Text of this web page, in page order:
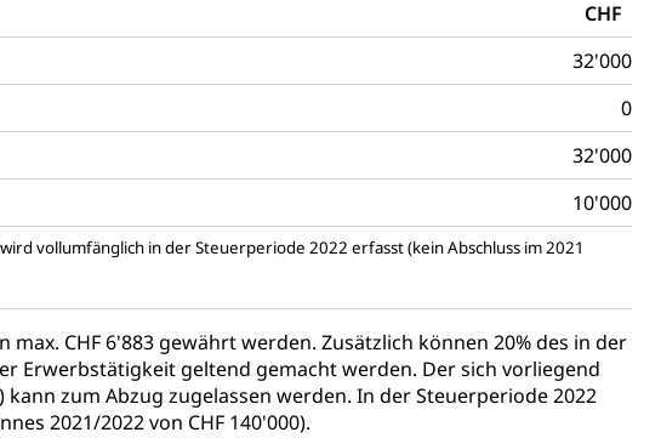
CHF
32'000
0
32'000
10'000
vollumfänglich in der Steuerperiode 2022 erfasst (kein Abschluss im 2021
CHF 6'883 gewährt werden. Zusätzlich können 20% des in der
Erwerbstätigkeit geltend gemacht werden. Der sich vorliegend
kann zum Abzug zugelassen werden. In der Steuerperiode 2022
2021/2022 von CHF 140'000).